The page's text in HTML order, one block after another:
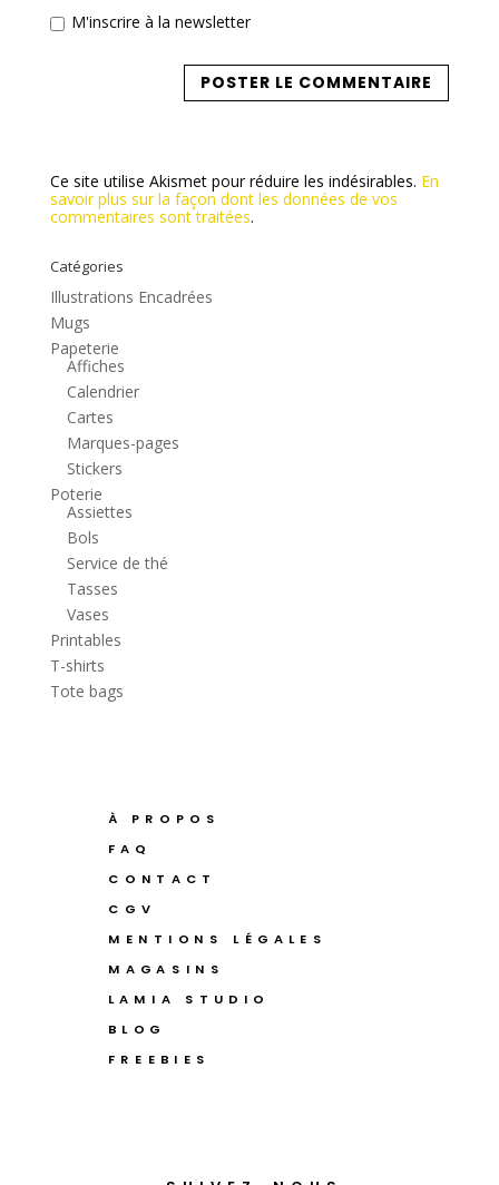
M'inscrire à la newsletter
Ce site utilise Akismet pour réduire les indésirables. En
savoir plus sur la façon dont les données de vos
commentaires sont traitées.
Catégories
Illustrations Encadrées
Mugs
Papeterie
Affiches
Calendrier
Cartes
Marques-pages
Stickers
Poterie
Assiettes
Bols
Service de thé
Tasses
Vases
Printables
T-shirts
Tote bags
À PROPOS
FAQ
CONTACT
CGV
MENTIONS LÉGALES
MAGASINS
LAMIA STUDIO
BLOG
FREEBIES